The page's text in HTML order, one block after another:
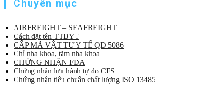
Chuyên mục
AIRFREIGHT – SEAFREIGHT
Cách đặt tên TTBYT
CẤP MÃ VẬT TƯ Y TẾ QĐ 5086
Chỉ nha khoa, tăm nha khoa
CHỨNG NHẬN FDA
Chứng nhận lưu hành tự do CFS
Chứng nhận tiêu chuẩn chất lượng ISO 13485